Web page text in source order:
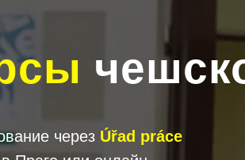
через Úřad práce